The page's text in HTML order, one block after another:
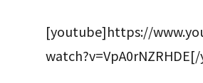
[youtube]https://